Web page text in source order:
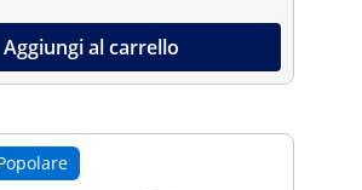
Aggiungi al carrello